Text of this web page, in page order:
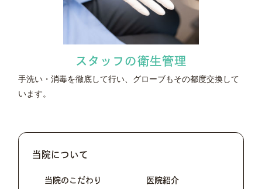
スタッフの衛生管理
手洗い・消毒を徹底して行い、グローブもその都度交換して
います。
当院について
当院のこだわり 医院紹介